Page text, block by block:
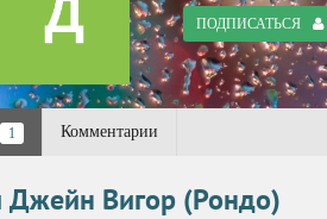
ПОДПИСАТЬСЯ
1 Комментарии
Джейн Вигор (Рондо)